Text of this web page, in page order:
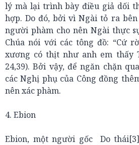
lý mà lại trình bày điều giả dối
hợp. Do đó, bởi vì Ngài tỏ ra
người phàm cho nên Ngài thực
Chúa nói với các tông đồ: “Cứ
xương có thịt như anh em thấy
24,39). Bởi vậy, để ngăn chặn
các Nghị phụ của Công đồng
nên xác phàm.
4. Ebion
Ebion, một người gốc Do